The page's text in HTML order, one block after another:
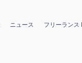
ニュース フリーランス